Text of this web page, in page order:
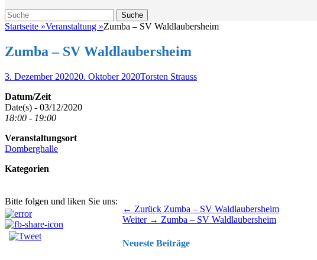
Suche
Suche
nach:
Startseite »Veranstaltung »Zumba – SV Waldlaubersheim
Zumba – SV Waldlaubersheim
Veröffentlicht
3. Dezember 202020. Oktober 2020Autor
Torsten Strauss
Datum/Zeit
Date(s) - 03/12/2020
18:00 - 19:00
Veranstaltungsort
Domberghalle
Kategorien
Bitte folgen und liken Sie uns:
Beitragsnavigation ← Zurück Vorhergehender
Beitrag:
Zumba – SV Waldlaubersheim
Weiter → Nächster
Zumba – SV Waldlaubersheim
Neueste Beiträge